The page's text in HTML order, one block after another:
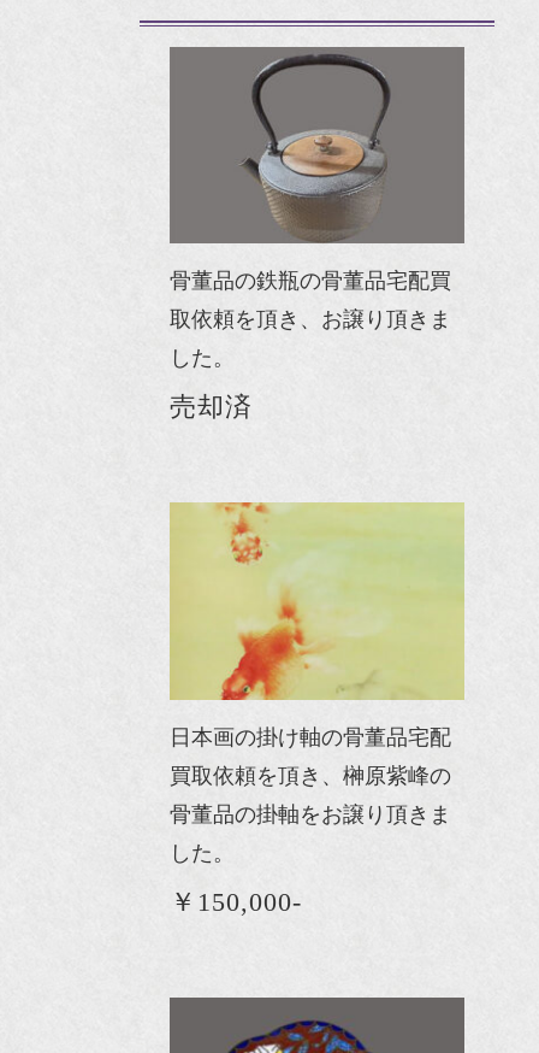
骨董品の鉄瓶の骨董品宅配買
取依頼を頂き、お譲り頂きま
した。
売却済
日本画の掛け軸の骨董品宅配
買取依頼を頂き、榊原紫峰の
骨董品の掛軸をお譲り頂きま
した。
￥150,000-